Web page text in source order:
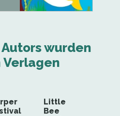
wurden
Little
Bee